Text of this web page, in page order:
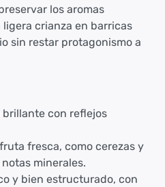
los aromas
crianza en barricas
sin restar protagonismo a
brillante con reflejos
fresca, como cerezas y
minerales.
y bien estructurado, con